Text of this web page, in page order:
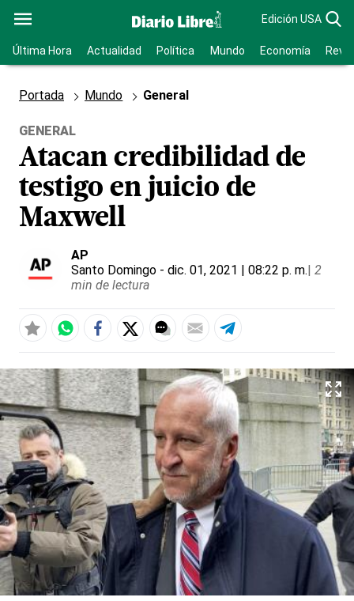
Edición USA
Última Hora Actualidad Política Mundo Economía
Portada Mundo General
GENERAL
Atacan credibilidad de
testigo en juicio de
Maxwell
AP
Santo Domingo - dic. 01, 2021 | 08:22 p. m.| 2
min de lectura